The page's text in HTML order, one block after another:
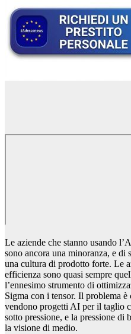
Le aziende che stanno usando
sono ancora una minoranza, e di
una cultura di prodotto forte. Le
efficienza sono quasi sempre
l’ennesimo strumento di
Sigma con i tensor. Il problema
vendono progetti AI per il taglio
sotto pressione, e la pressione di
la visione di medio.